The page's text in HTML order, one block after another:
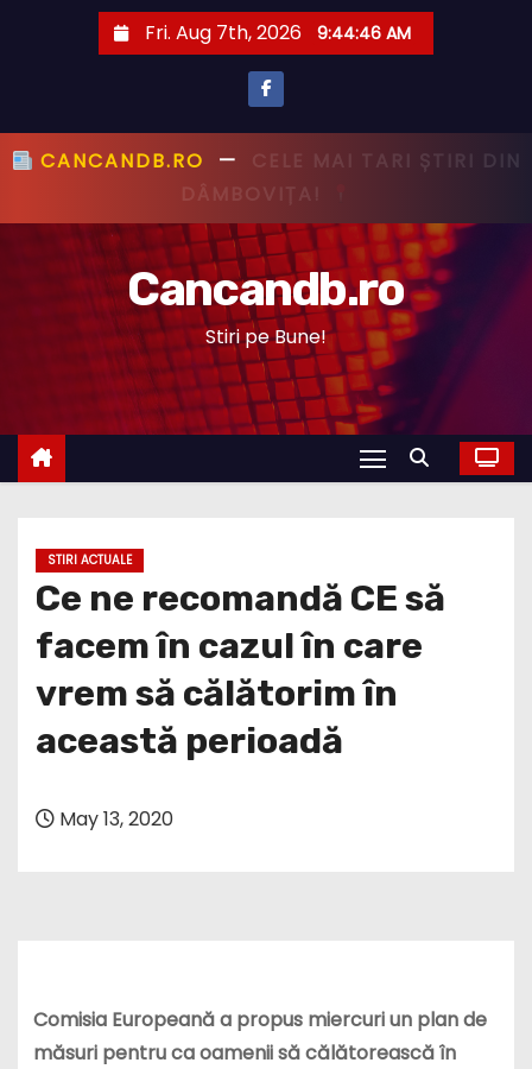
Fri. Aug 7th, 2026 9:44:47 AM
CANCANDB.RO—
Cancandb.ro
Stiri pe Bune!
STIRI ACTUALE
Ce ne recomandă CE să
facem în cazul în care
vrem să călătorim în
această perioadă
May 13, 2020
Comisia Europeană a propus miercuri un plan de
măsuri pentru ca oamenii să călătorească în